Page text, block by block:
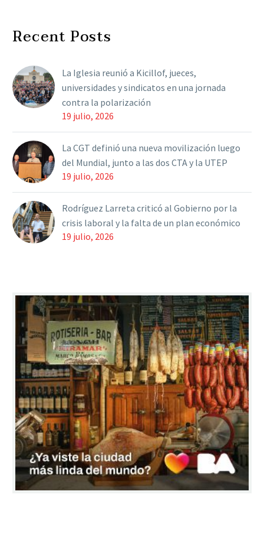
Recent Posts
La Iglesia reunió a Kicillof, jueces,
universidades y sindicatos en una jornada
contra la polarización
19 julio, 2026
La CGT definió una nueva movilización luego
del Mundial, junto a las dos CTA y la UTEP
19 julio, 2026
Rodríguez Larreta criticó al Gobierno por la
crisis laboral y la falta de un plan económico
19 julio, 2026